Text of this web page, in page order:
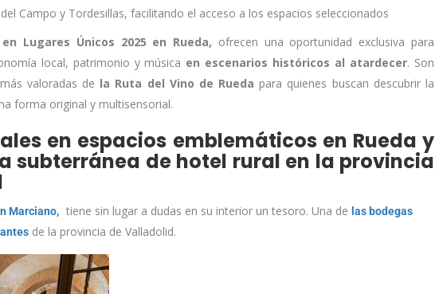
Campo y Tordesillas, facilitando el acceso a los espacios seleccionados
Lugares Únicos 2025 en Rueda, ofrecen una oportunidad exclusiva para
local, patrimonio y música en escenarios históricos al atardecer. Son
valoradas de la Ruta del Vino de Rueda para quienes buscan descubrir la
forma original y multisensorial.
en espacios emblemáticos en Rueda y
subterránea de hotel rural en la provincia
Marciano, tiene sin lugar a dudas en su interior un tesoro. Una de las bodegas
de la provincia de Valladolid.